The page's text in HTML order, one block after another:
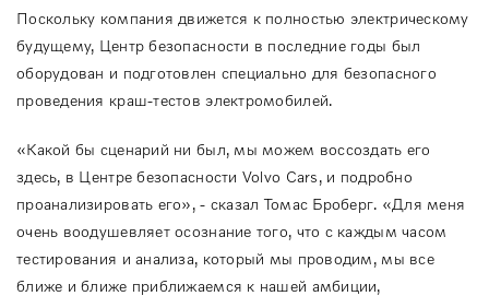
Поскольку компания движется к полностью электрическому
будущему, Центр безопасности в последние годы был
оборудован и подготовлен специально для безопасного
проведения краш-тестов электромобилей.
«Какой бы сценарий ни был, мы можем воссоздать его
здесь, в Центре безопасности Volvo Cars, и подробно
проанализировать его», - сказал Томас Броберг. «Для меня
очень воодушевляет осознание того, что с каждым часом
тестирования и анализа, который мы проводим, мы все
ближе и ближе приближаемся к нашей амбиции,